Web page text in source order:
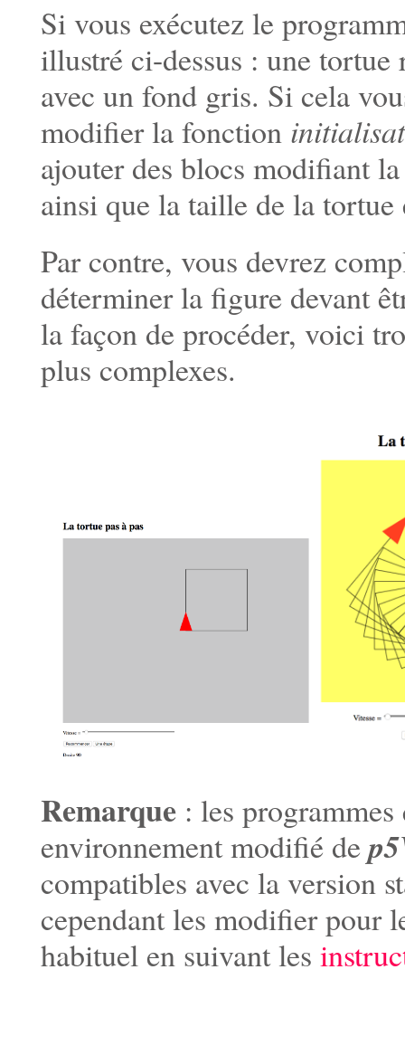
Si vous exécutez le
illustré ci-dessus : une tortue
avec un fond gris. Si cela
modifier la fonction
ajouter des blocs modifiant
ainsi que la taille de la tortue
Par contre, vous devrez
déterminer la figure devant
la façon de procéder, voici
plus complexes.
Remarque : les
environnement modifié de
compatibles avec la version
cependant les modifier pour
habituel en suivant les